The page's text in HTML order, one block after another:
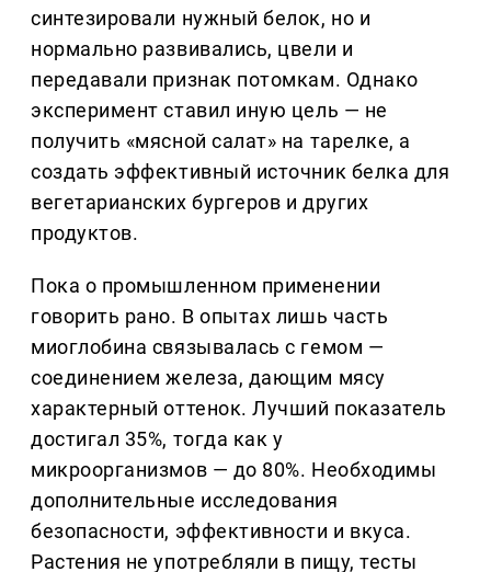
синтезировали нужный белок, но и
нормально развивались, цвели и
передавали признак потомкам. Однако
эксперимент ставил иную цель — не
получить «мясной салат» на тарелке, а
создать эффективный источник белка для
вегетарианских бургеров и других
продуктов.
Пока о промышленном применении
говорить рано. В опытах лишь часть
миоглобина связывалась с гемом —
соединением железа, дающим мясу
характерный оттенок. Лучший показатель
достигал 35%, тогда как у
микроорганизмов — до 80%. Необходимы
дополнительные исследования
безопасности, эффективности и вкуса.
Растения не употребляли в пищу, тесты